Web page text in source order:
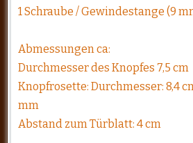
1 Schraube / Gewindestange (9
Abmessungen ca:
Durchmesser des Knopfes 7,5 cm
Knopfrosette: Durchmesser: 8,4
mm
Abstand zum Türblatt: 4 cm